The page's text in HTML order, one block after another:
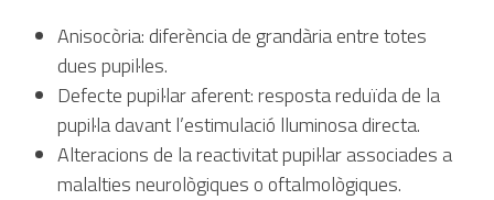
Anisocòria: diferència de grandària entre totes
dues pupil·les.
Defecte pupil·lar aferent: resposta reduïda de la
pupil·la davant l’estimulació lluminosa directa.
Alteracions de la reactivitat pupil·lar associades a
malalties neurològiques o oftalmològiques.